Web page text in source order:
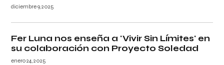
diciembre 9, 2025
Fer Luna nos enseña a 'Vivir Sin Límites' en
su colaboración con Proyecto Soledad
enero 24, 2025